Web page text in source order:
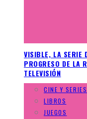
VISIBLE, LA SERIE
PROGRESO DE LA
TELEVISIÓN
CINE Y SERIES
LIBROS
JUEGOS